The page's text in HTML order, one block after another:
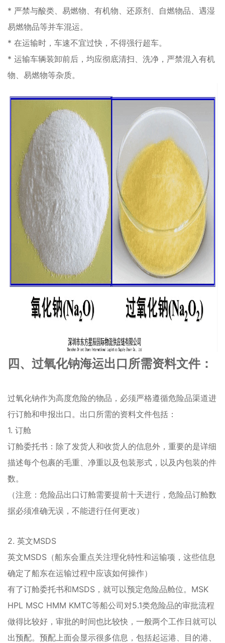
* 严禁与酸类、易燃物、有机物、还原剂、自燃物品、遇湿
易燃物品等并车混运。
* 在运输时，车速不宜过快，不得强行超车。
* 运输车辆装卸前后，均应彻底清扫、洗净，严禁混入有机
物、易燃物等杂质。
四、过氧化钠海运出口所需资料文件：
过氧化钠作为高度危险的物品，必须严格遵循危险品渠道进
行订舱和申报出口。出口所需的资料文件包括：
1. 订舱
订舱委托书：除了发货人和收货人的信息外，重要的是详细
描述每个包裹的毛重、净重以及包装形式，以及内包装的件
数。
（注意：危险品出口订舱需要提前十天进行，危险品订舱数
据必须准确无误，不能进行任何更改）
2. 英文MSDS
英文MSDS（船东会重点关注理化特性和运输项，这些信息
确定了船东在运输过程中应该如何操作）
有了订舱委托书和MSDS，就可以预定危险品舱位。MSK
HPL MSC HMM KMTC等船公司对5.1类危险品的审批流程
做得比较好，审批的时间也比较快，一般两个工作日就可以
出预配。预配上面会显示很多信息，包括起运港、目的港、